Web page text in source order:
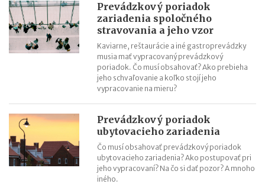
Prevádzkový poriadok
zariadenia spoločného
stravovania a jeho vzor
Kaviarne, reštaurácie a iné gastroprevádzky
musia mať vypracovaný prevádzkový
poriadok. Čo musí obsahovať? Ako prebieha
jeho schvaľovanie a koľko stojí jeho
vypracovanie na mieru?
Prevádzkový poriadok
ubytovacieho zariadenia
Čo musí obsahovať prevádzkový poriadok
ubytovacieho zariadenia? Ako postupovať pri
jeho vypracovaní? Na čo si dať pozor? A mnoho
iného.